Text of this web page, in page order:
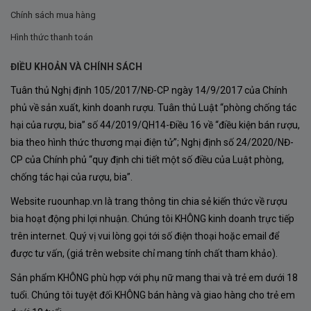
Kết Luận
Chính sách mua hàng
Hình thức thanh toán
ĐIỀU KHOẢN VÀ CHÍNH SÁCH
Tuân thủ Nghị định 105/2017/NĐ-CP ngày 14/9/2017 của Chính
phủ về sản xuất, kinh doanh rượu. Tuân thủ Luật “phòng chống tác
hại của rượu, bia” số 44/2019/QH14-Điều 16 về “điều kiện bán rượu,
bia theo hình thức thương mại điện tử”; Nghị định số 24/2020/NĐ-
CP của Chính phủ “quy định chi tiết một số điều của Luật phòng,
chống tác hại của rượu, bia”.
Website ruounhap.vn là trang thông tin chia sẻ kiến thức về rượu
bia hoạt động phi lợi nhuận. Chúng tôi KHÔNG kinh doanh trực tiếp
trên internet. Quý vị vui lòng gọi tới số điện thoại hoặc email để
được tư vấn, (giá trên website chỉ mang tính chất tham khảo).
Sản phẩm KHÔNG phù hợp với phụ nữ mang thai và trẻ em dưới 18
tuổi. Chúng tôi tuyệt đối KHÔNG bán hàng và giao hàng cho trẻ em